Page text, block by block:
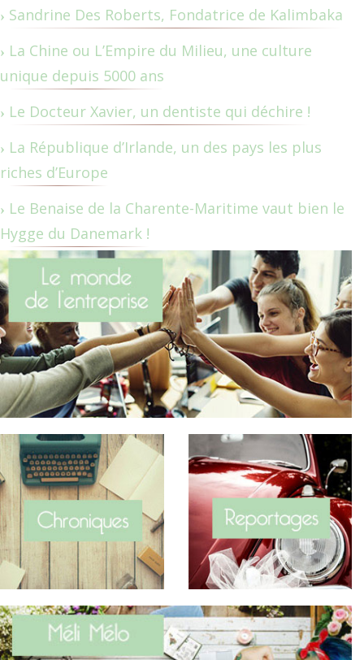
Sandrine Des Roberts, Fondatrice de Kalimbaka
La Chine ou L’Empire du Milieu, une culture
unique depuis 5000 ans
Le Docteur Xavier, un dentiste qui déchire !
La République d’Irlande, un des pays les plus
riches d’Europe
Le Benaise de la Charente-Maritime vaut bien le
Hygge du Danemark !